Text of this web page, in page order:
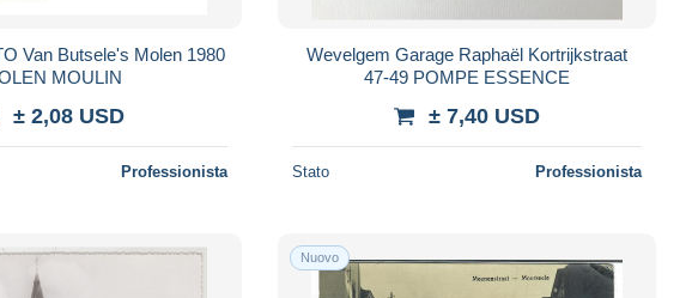
MOLEN MOULIN
± 2,08 USD
Professionista
Wevelgem Garage Raphaël Kortrijkstraat
47-49 POMPE ESSENCE
± 7,40 USD
Stato Professionista
Nuovo